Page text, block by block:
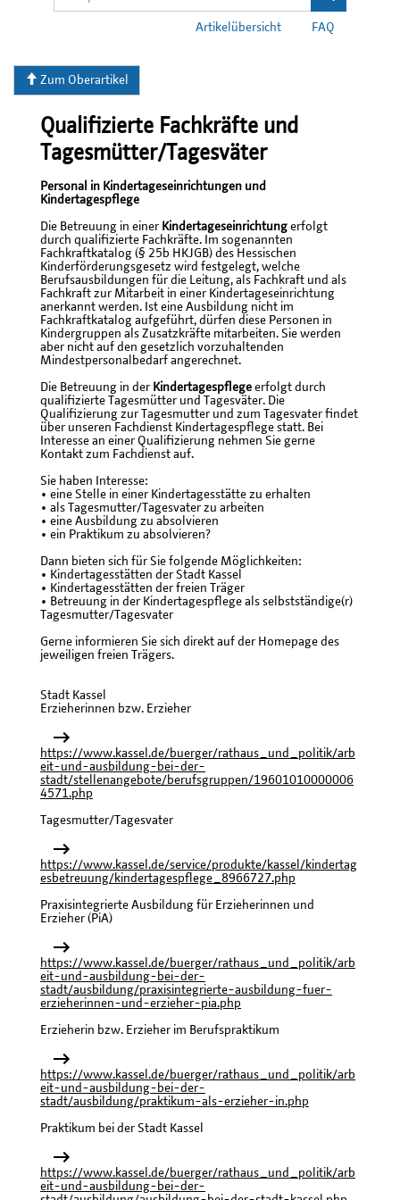
FAQ
Artikelübersicht
Zum Oberartikel
Qualifizierte Fachkräfte und
Tagesmütter/Tagesväter
Personal in Kindertageseinrichtungen und
Kindertagespflege
Die Betreuung in einer Kindertageseinrichtung erfolgt
durch qualifizierte Fachkräfte. Im sogenannten
Fachkraftkatalog (§ 25b HKJGB) des Hessischen
Kinderförderungsgesetz wird festgelegt, welche
Berufsausbildungen für die Leitung, als Fachkraft und als
Fachkraft zur Mitarbeit in einer Kindertageseinrichtung
anerkannt werden. Ist eine Ausbildung nicht im
Fachkraftkatalog aufgeführt, dürfen diese Personen in
Kindergruppen als Zusatzkräfte mitarbeiten. Sie werden
aber nicht auf den gesetzlich vorzuhaltenden
Mindestpersonalbedarf angerechnet.
Die Betreuung in der Kindertagespflege erfolgt durch
qualifizierte Tagesmütter und Tagesväter. Die
Qualifizierung zur Tagesmutter und zum Tagesvater findet
über unseren Fachdienst Kindertagespflege statt. Bei
Interesse an einer Qualifizierung nehmen Sie gerne
Kontakt zum Fachdienst auf.
Sie haben Interesse:
• eine Stelle in einer Kindertagesstätte zu erhalten
• als Tagesmutter/Tagesvater zu arbeiten
• eine Ausbildung zu absolvieren
• ein Praktikum zu absolvieren?
Dann bieten sich für Sie folgende Möglichkeiten:
• Kindertagesstätten der Stadt Kassel
• Kindertagesstätten der freien Träger
• Betreuung in der Kindertagespflege als selbstständige(r)
Tagesmutter/Tagesvater
Gerne informieren Sie sich direkt auf der Homepage des
jeweiligen freien Trägers.
Stadt Kassel
Erzieherinnen bzw. Erzieher
https://www.kassel.de/buerger/rathaus_und_politik/arb
eit-und-ausbildung-bei-der-
stadt/stellenangebote/berufsgruppen/19601010000006
4571.php
Tagesmutter/Tagesvater
https://www.kassel.de/service/produkte/kassel/kindertag
esbetreuung/kindertagespflege_8966727.php
Praxisintegrierte Ausbildung für Erzieherinnen und
Erzieher (PiA)
https://www.kassel.de/buerger/rathaus_und_politik/arb
eit-und-ausbildung-bei-der-
stadt/ausbildung/praxisintegrierte-ausbildung-fuer-
erzieherinnen-und-erzieher-pia.php
Erzieherin bzw. Erzieher im Berufspraktikum
https://www.kassel.de/buerger/rathaus_und_politik/arb
eit-und-ausbildung-bei-der-
stadt/ausbildung/praktikum-als-erzieher-in.php
Praktikum bei der Stadt Kassel
https://www.kassel.de/buerger/rathaus_und_politik/arb
eit-und-ausbildung-bei-der-